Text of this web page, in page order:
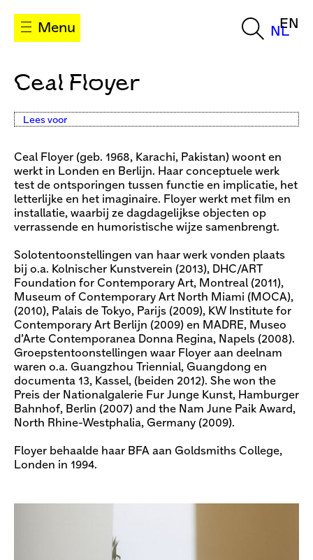
Menu NL
EN
Ceal Floyer
Lees voor
Ceal Floyer (geb. 1968, Karachi, Pakistan) woont en
werkt in Londen en Berlijn. Haar conceptuele werk
test de ontsporingen tussen functie en implicatie, het
letterlijke en het imaginaire. Floyer werkt met film en
installatie, waarbij ze dagdagelijkse objecten op
verrassende en humoristische wijze samenbrengt.
Solotentoonstellingen van haar werk vonden plaats
bij o.a. Kolnischer Kunstverein (2013), DHC/ART
Foundation for Contemporary Art, Montreal (2011),
Museum of Contemporary Art North Miami (MOCA),
(2010), Palais de Tokyo, Parijs (2009), KW Institute for
Contemporary Art Berlijn (2009) en MADRE, Museo
d’Arte Contemporanea Donna Regina, Napels (2008).
Groepstentoonstellingen waar Floyer aan deelnam
waren o.a. Guangzhou Triennial, Guangdong en
documenta 13, Kassel, (beiden 2012). She won the
Preis der Nationalgalerie Fur Junge Kunst, Hamburger
Bahnhof, Berlin (2007) and the Nam June Paik Award,
North Rhine-Westphalia, Germany (2009).
Floyer behaalde haar BFA aan Goldsmiths College,
Londen in 1994.